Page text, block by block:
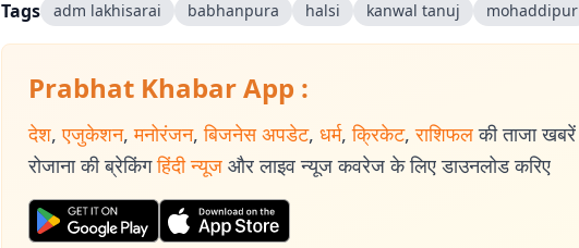
Tags adm lakhisarai babhanpura halsi kanwal tanuj mohaddipur
Prabhat Khabar App :
देश, एजुकेशन, मनोरंजन, बिजनेस अपडेट, धर्म, क्रिकेट, राशिफल की ताजा
रोजाना की ब्रेकिंग हिंदी न्यूज और लाइव न्यूज कवरेज के लिए डाउनलोड करिए